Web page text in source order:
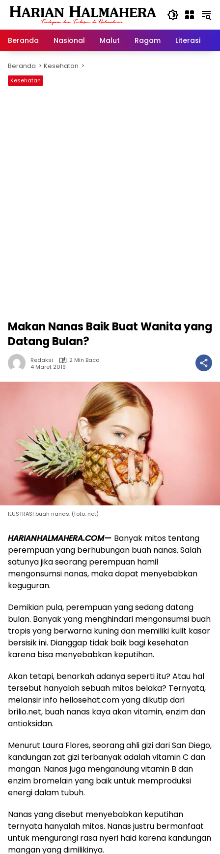
Langsung
Beranda
Nasional Malut Ragam Literasi
Beranda Kesehatan
Kesehatan
Makan Nanas Baik Buat Wanita yang
Datang Bulan?
Redaksi
2 Min Baca
4 Maret 2019
ILUSTRASI buah nanas. (foto: net)
HARIANHALMAHERA.COM— Banyak mitos tentang
perempuan yang berhubungan buah nanas. Salah
satunya jika seorang perempuan hamil
mengonsumsi nanas, maka dapat menyebabkan
keguguran.
Demikian pula, perempuan yang sedang datang
bulan. Banyak yang menghindari mengonsumsi buah
tropis yang berwarna kuning dan memiliki kulit kasar
bersisik ini. Dianggap tidak baik bagi kesehatan
karena bisa menyebabkan keputihan.
Akan tetapi, benarkah adanya seperti itu? Atau hal
tersebut hanyalah sebuah mitos belaka? Ternyata,
melansir info hellosehat.com yang dikutip dari
brilio.net, buah nanas kaya akan vitamin, enzim dan
antioksidan.
Menurut Laura Flores, seorang ahli gizi dari San Diego,
kandungan zat gizi terbanyak adalah vitamin C dan
mangan. Nanas juga mengandung vitamin B dan
enzim bromelain yang baik untuk memproduksi
energi dalam tubuh.
Nanas yang disebut menyebabkan keputihan
ternyata hanyalah mitos. Nanas justru bermanfaat
untuk mengurangi rasa nyeri haid karena kandungan
mangan yang dimilikinya.